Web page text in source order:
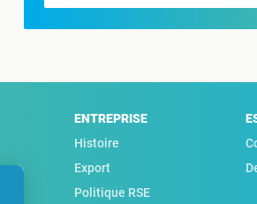
ENTREPRISE
Histoire
Export
Politique RSE